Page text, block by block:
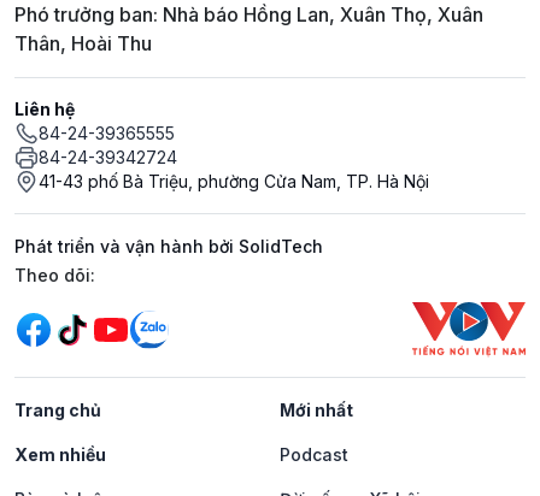
Phó trưởng ban: Nhà báo Hồng Lan, Xuân Thọ, Xuân
Thân, Hoài Thu
Liên hệ
84-24-39365555
84-24-39342724
41-43 phố Bà Triệu, phường Cửa Nam, TP. Hà Nội
Phát triển và vận hành bởi SolidTech
Mạng xã hội
Theo dõi:
Trang chủ Mới nhất
Xem nhiều Podcast